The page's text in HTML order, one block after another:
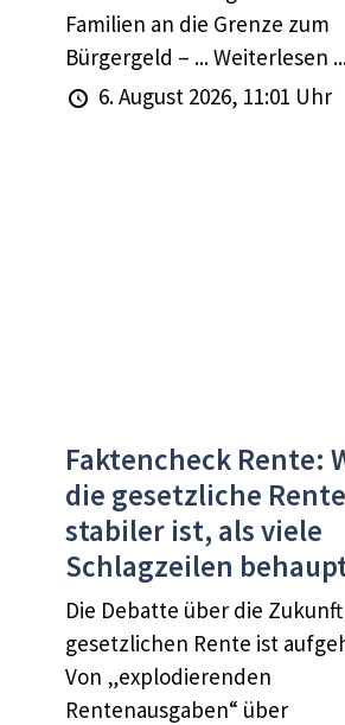
Familien an die Grenze zum
Bürgergeld – ... Weiterlesen
6. August 2026, 11:01 Uhr
Faktencheck Rente:
die gesetzliche Rente
stabiler ist, als viele
Schlagzeilen
Die Debatte über die
gesetzlichen Rente ist
Von „explodierenden
Rentenausgaben“ über